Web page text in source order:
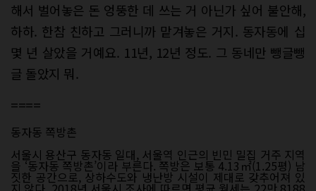
해서 벌어놓은 돈 엉뚱한 데 쓰는 거 아닌가 싶어 불안해,
하하. 한참 친하고 그러니까 맡겨놓은 거지. 동자동에 십
몇 년 살았을 거예요. 11년, 12년 정도. 그 동네만 뺑글뺑
글 돌았지 뭐.
====
동자동 쪽방촌
서울시 용산구 동자동 일대, 서울역 인근의 빈민 밀집 거주 지역
을 ‘동자동 쪽방촌’이라 부른다. 쪽방은 보통 4.13㎡(1.25평) 남
짓한 공간으로, 상하수도와 냉난방 시설이 제대로 갖추어져 있